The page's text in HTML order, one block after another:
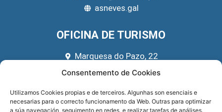
Consentemento de Cookies
Utilizamos Cookies propias e de terceiros. Algunhas son esenciais e
necesarias para o correcto funcionamento da Web. Outras para optimizar
a súa navegación, seguimento en redes, e realizar tarefas de análises.
asneves.gal
OFICINA DE TURISMO
Marquesa do Pazo, 22
666 39 45 65
REDES SOCIAIS